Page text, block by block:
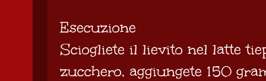
Esecuzione
Sciogliete il lievito nel latte
zucchero, aggiungete 150